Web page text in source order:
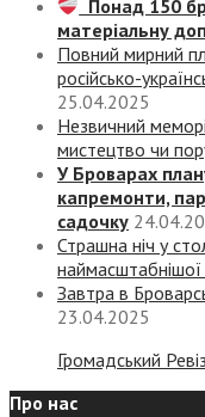
Понад 150
матеріальну
Повний мирний
російсько-
25.04.2025
Незвичний
мистецтво чи
У Броварах
капремонти,
садочку
Страшна ніч у
Завтра в
23.04.2025
Громадський
Про нас